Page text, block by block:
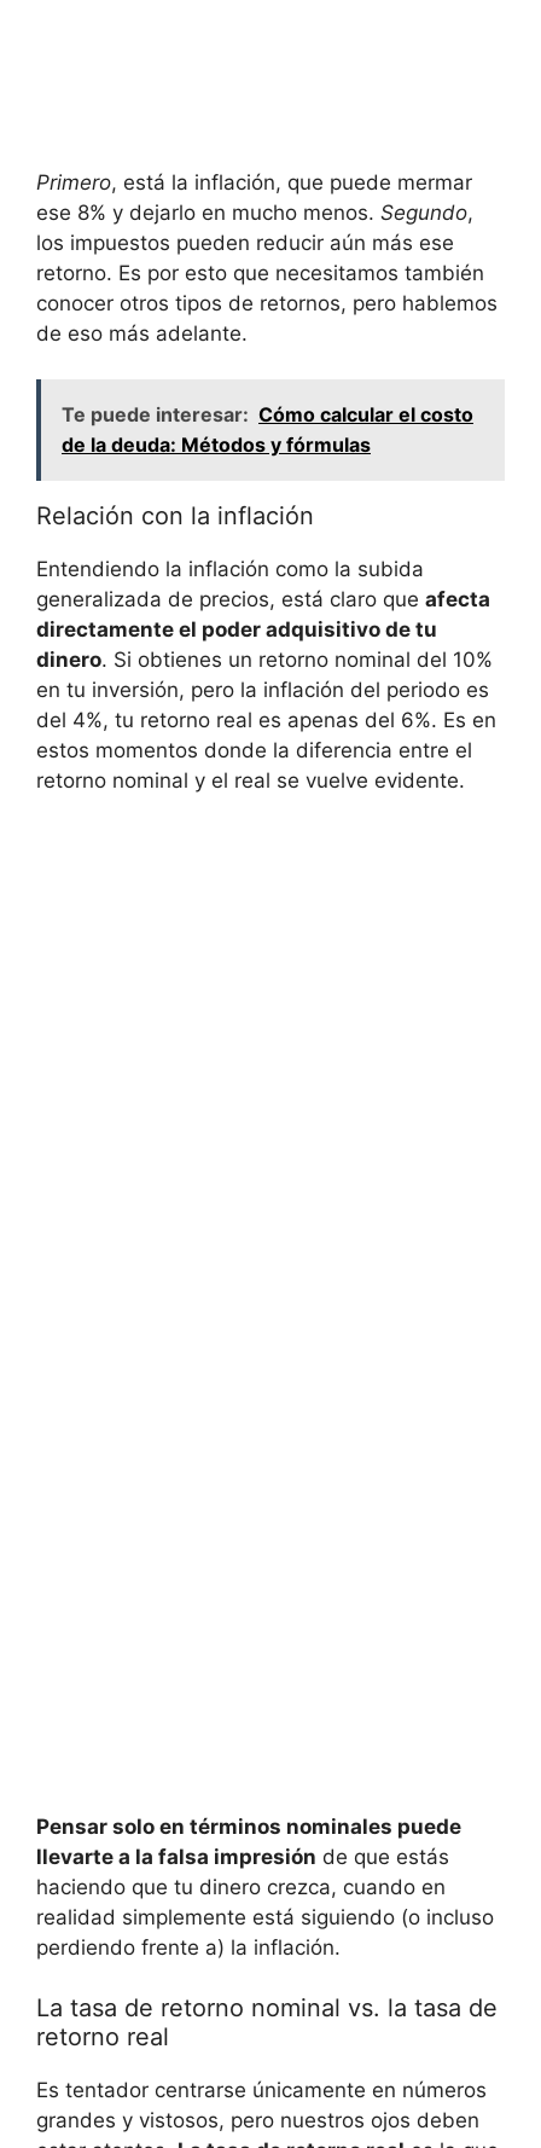
Primero,‌ está la inflación, que puede mermar
ese 8% y dejarlo en mucho menos. Segundo,⁤
los impuestos pueden reducir aún más‍ ese
‌retorno. Es por esto que necesitamos también⁢
conocer otros ​tipos de ⁣retornos, ⁣pero hablemos
de eso más⁣ adelante.
Te puede interesar: Cómo calcular el costo
de la deuda: Métodos y fórmulas
Relación con⁤ la inflación
Entendiendo la inflación​ como la subida
generalizada de‍ precios, está claro que afecta
directamente el poder adquisitivo de tu
dinero. Si obtienes un retorno⁣ nominal del 10%‍
en‌ tu inversión, pero la inflación del periodo es
del 4%, tu retorno real ‍es apenas del ⁤6%. Es⁤ en
estos‌ momentos donde la diferencia entre el
retorno nominal y el⁣ real se vuelve evidente.
Pensar solo en términos nominales puede
llevarte a la⁢ falsa impresión de que estás
haciendo que ⁢tu dinero crezca,​ cuando en
realidad ⁢simplemente está‍ siguiendo (o incluso
perdiendo frente ⁤a) la inflación.
La tasa ⁤de retorno⁤ nominal vs. la tasa de
⁣retorno real
Es tentador centrarse únicamente en números⁢
grandes y vistosos, pero nuestros ojos deben